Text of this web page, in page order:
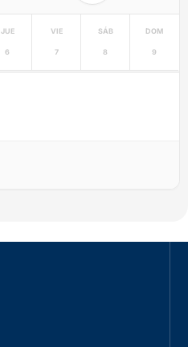
JUE
6
VIE
7
SÁB
8
DOM
9